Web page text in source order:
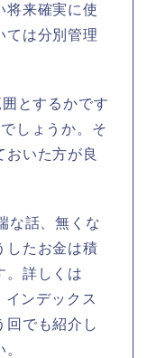
将来確実に使
ては分別管理
とするかです
しょうか。そ
おいた方が良
な話、無くな
したお金は積
。詳しくは
インデックス
回でも紹介し